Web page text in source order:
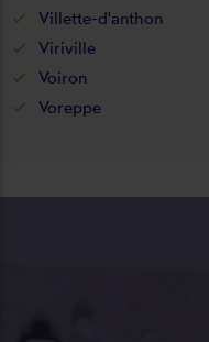
Villette-d'anthon
Viriville
Voiron
Voreppe